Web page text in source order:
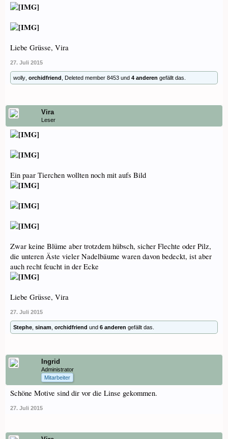
Liebe Grüsse, Vira
27. Juli 2015
wolly orchidfriend Deleted member 8453 und 4 anderen gefällt das.
Vira
Leser
Ein paar Tierchen wollten noch mit aufs Bild
Zwar keine Blüme aber trotzdem hübsch, sicher Flechte oder Pilz,
die unteren Äste vieler Nadelbäume waren davon bedeckt, ist aber
auch recht feucht in der Ecke
Liebe Grüsse, Vira
27. Juli 2015
Stephe sinam orchidfriend und 6 anderen gefällt das.
Ingrid
Administrator
Mitarbeiter
Schöne Motive sind dir vor die Linse gekommen.
27. Juli 2015